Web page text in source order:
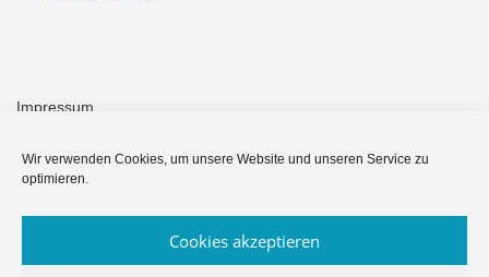
Wir verwenden Cookies, um unsere Website und unseren Service zu
optimieren.
Cookies akzeptieren
Impressum
Module & Funktionen